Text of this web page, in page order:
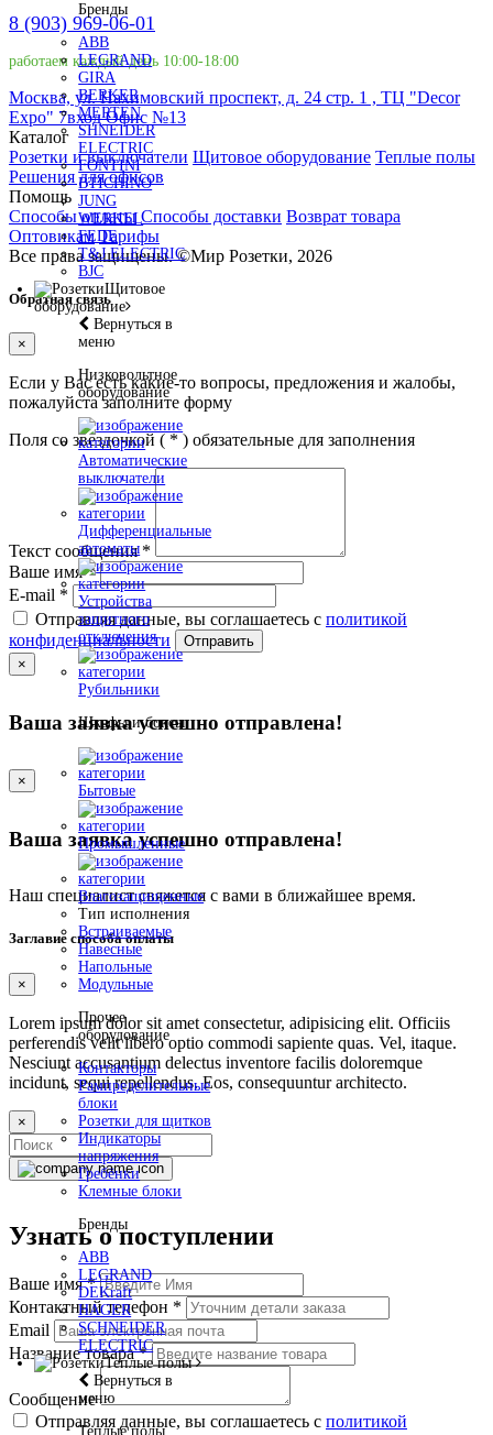
Бренды
ABB
LEGRAND
GIRA
BERKER
MERTEN
SHNEIDER
ELECTRIC
FONTINI
BTICHINO
JUNG
WERKEL
FEDE
T&J ELECTRIC
BJC
Щитовое
оборудование
Вернуться в
меню
Низковольтное
оборудование
Автоматические
выключатели
Дифференциальные
автоматы
Устройства
защитного
отключения
Рубильники
Шкафы и боксы
Бытовые
Промышленные
Влагозащищенные
Тип исполнения
Встраиваемые
Навесные
Напольные
Модульные
Прочее
оборудование
Контакторы
Рампределительные
блоки
Розетки для щитков
Индикаторы
напряжения
Гребёнки
Клемные блоки
Бренды
ABB
LEGRAND
DEKraft
HAGER
SCHNEIDER
ELECTRIC
Теплые полы
Вернуться в
меню
Теплые полы
8 (903) 969-06-01
работаем каждый день 10:00-18:00
Москва, ул. Нахимовский проспект, д. 24 стр. 1 , ТЦ "Decor
Expo" 7вход Офис №13
Каталог
Розетки и выключатели Щитовое оборудование Теплые полы
Решения для офисов
Помощь
Способы оплаты Способы доставки Возврат товара
Оптовикам Тарифы
Все права защищены.©Мир Розетки, 2026
Обратная связь
×
Если у Вас есть какие-то вопросы, предложения и жалобы,
пожалуйста заполните форму
Поля со звездочкой ( * ) обязательные для заполнения
Текст сообщения*
Ваше имя*
E-mail *
Отправляя данные, вы соглашаетесь с политикой
конфиденциальности
Отправить
×
Ваша заявка успешно отправлена!
×
Ваша заявка успешно отправлена!
Наш специалист свяжется с вами в ближайшее время.
Заглавие способа оплаты
×
Lorem ipsum dolor sit amet consectetur, adipisicing elit. Officiis
perferendis velit libero optio commodi sapiente quas. Vel, itaque.
Nesciunt accusantium delectus inventore facilis doloremque
incidunt, sequi repellendus. Eos, consequuntur architecto.
×
Узнать о поступлении
Ваше имя*
Контактный телефон *
Email
Название товара*
Сообщение
Отправляя данные, вы соглашаетесь с политикой